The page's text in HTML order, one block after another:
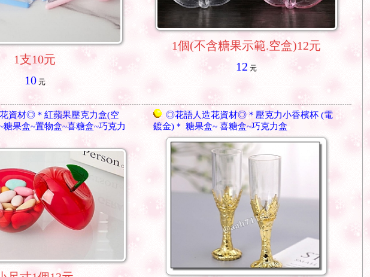
1支10元
10元
1個(不含糖果示範.空盒)12元
12 元
資材◎＊紅蘋果壓克力盒(空
糖果盒~置物盒~喜糖盒~巧克力
◎花語人造花資材◎＊壓克力小香檳杯 (電
鍍金)＊ 糖果盒~ 喜糖盒~巧克力盒